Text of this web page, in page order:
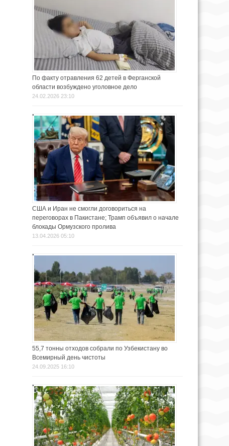
По факту отравления 62 детей в Ферганской
области возбуждено уголовное дело
24.02.2026 23:10
США и Иран не смогли договориться на
переговорах в Пакистане; Трамп объявил о начале
блокады Ормузского пролива
13.04.2026 05:10
55,7 тонны отходов собрали по Узбекистану во
Всемирный день чистоты
24.09.2025 16:10